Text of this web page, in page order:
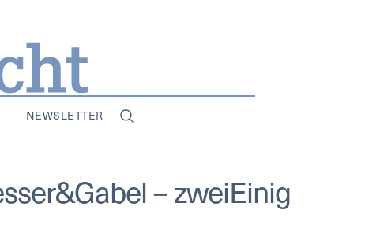
NEWSLETTER
– zweiEinig